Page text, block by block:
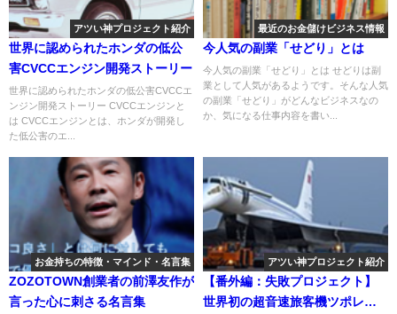
アツい神プロジェクト紹介
世界に認められたホンダの低公
害CVCCエンジン開発ストーリー
世界に認められたホンダの低公害CVCCエ
ンジン開発ストーリー CVCCエンジンと
は CVCCエンジンとは、ホンダが開発し
た低公害のエ...
最近のお金儲けビジネス情報
今人気の副業「せどり」とは
今人気の副業「せどり」とは せどりは副
業として人気があるようです。そんな人気
の副業「せどり」がどんなビジネスなの
か、気になる仕事内容を書い...
お金持ちの特徴・マインド・名言集
ZOZOTOWN創業者の前澤友作が
言った心に刺さる名言集
アツい神プロジェクト紹介
【番外編：失敗プロジェクト】
世界初の超音速旅客機ツポレフ